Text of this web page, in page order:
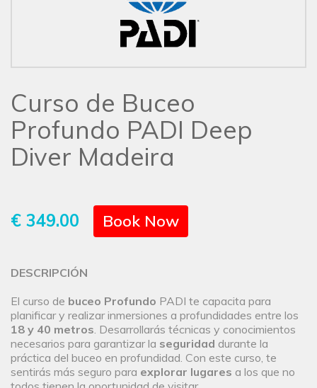
Curso de Buceo
Profundo PADI Deep
Diver Madeira
€ 349.00 Book Now
DESCRIPCIÓN
El curso de buceo Profundo PADI te capacita para
planificar y realizar inmersiones a profundidades entre los
18 y 40 metros. Desarrollarás técnicas y conocimientos
necesarios para garantizar la seguridad durante la
práctica del buceo en profundidad. Con este curso, te
sentirás más seguro para explorar lugares a los que no